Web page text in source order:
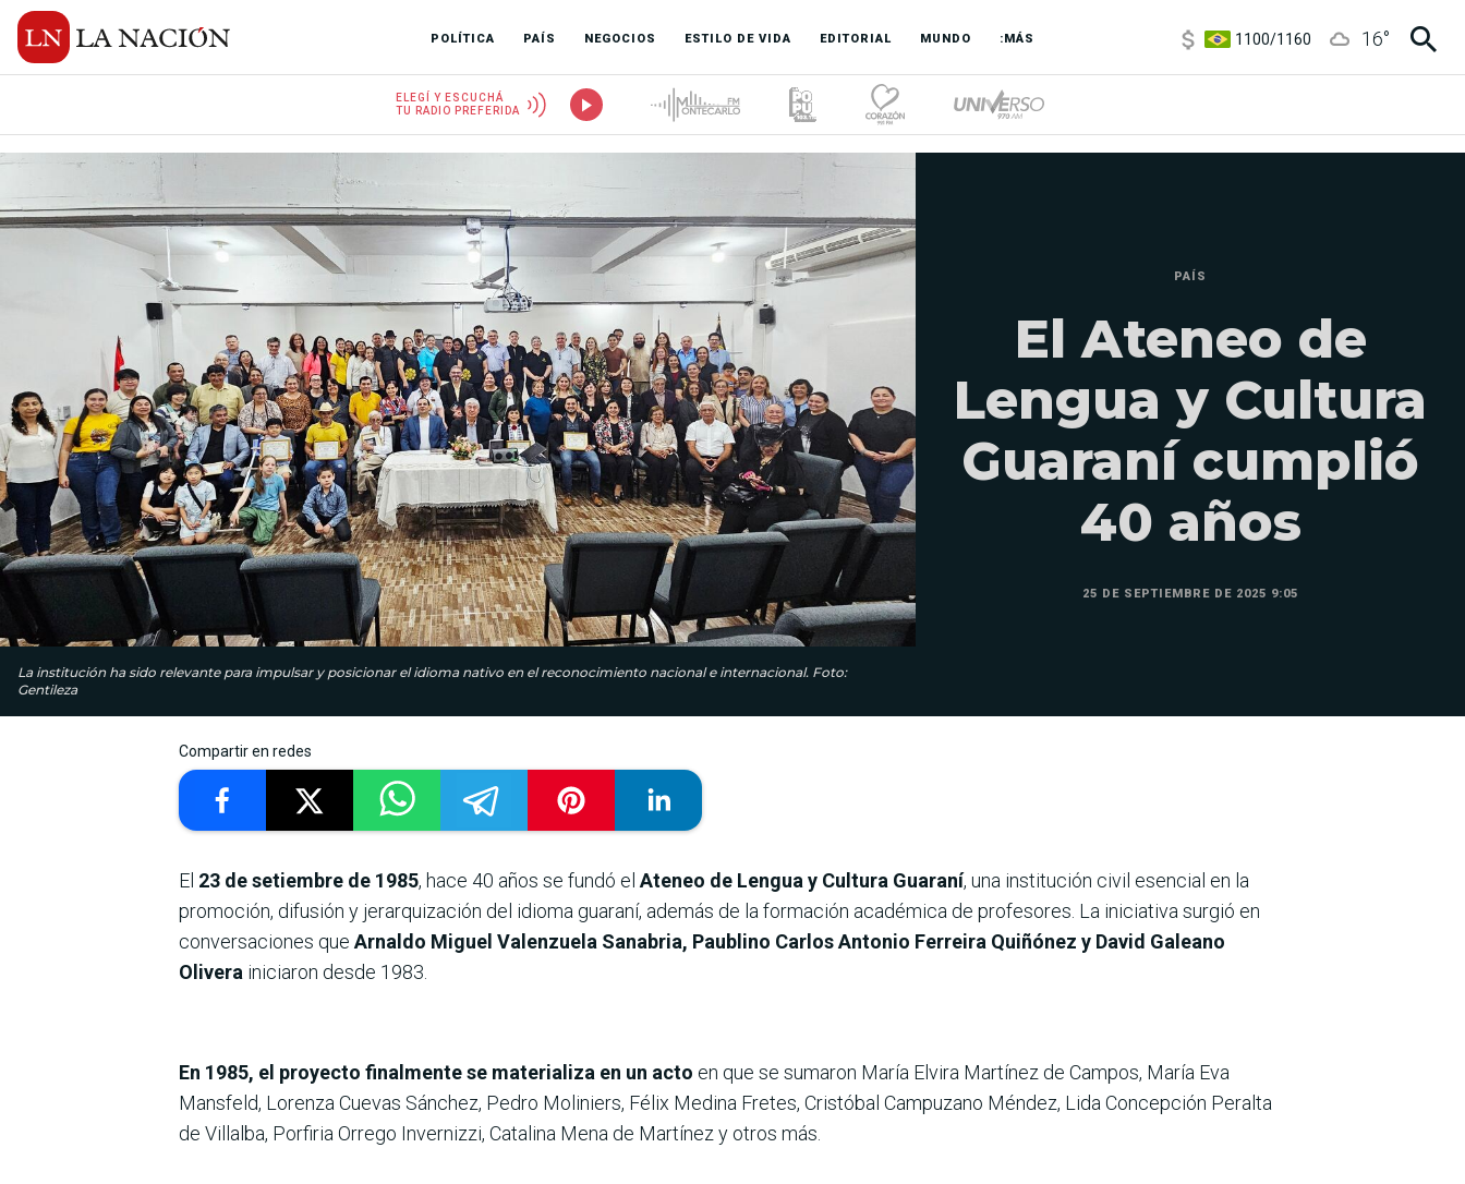
POLÍTICA PAÍS NEGOCIOS ESTILO DE VIDA EDITORIAL MUNDO :MÁS
3,8/4
16°
ELEGÍ Y ESCUCHÁ
TU RADIO PREFERIDA
La institución ha sido relevante para impulsar y posicionar el idioma nativo en el reconocimiento nacional e internacional. Foto:
Gentileza
PAÍS
El Ateneo de
Lengua y Cultura
Guaraní cumplió
40 años
25 DE SEPTIEMBRE DE 2025 9:05
Compartir en redes
El 23 de setiembre de 1985, hace 40 años se fundó el Ateneo de Lengua y Cultura Guaraní, una institución civil esencial en la
promoción, difusión y jerarquización del idioma guaraní, además de la formación académica de profesores. La iniciativa surgió en
conversaciones que Arnaldo Miguel Valenzuela Sanabria, Paublino Carlos Antonio Ferreira Quiñónez y David Galeano
Olivera iniciaron desde 1983.
En 1985, el proyecto finalmente se materializa en un acto en que se sumaron María Elvira Martínez de Campos, María Eva
Mansfeld, Lorenza Cuevas Sánchez, Pedro Moliniers, Félix Medina Fretes, Cristóbal Campuzano Méndez, Lida Concepción Peralta
de Villalba, Porfiria Orrego Invernizzi, Catalina Mena de Martínez y otros más.